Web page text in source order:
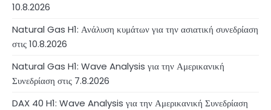
10.8.2026
Natural Gas H1: Ανάλυση κυμάτων για την ασιατική συνεδρίαση
στις 10.8.2026
Natural Gas H1: Wave Analysis για την Αμερικανική
Συνεδρίαση στις 7.8.2026
DAX 40 H1: Wave Analysis για την Αμερικανική Συνεδρίαση